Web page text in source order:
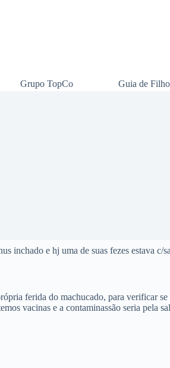
Grupo TopCo Guia de
inchado e hj uma de suas fezes estava c/
ferida do machucado, para verificar se
vacinas e a contaminassão seria pela